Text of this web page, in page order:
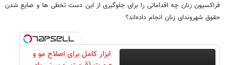
فراکسیون زنان چه اقداماتی را برای جلوگیری از این دست تخطی‌ ها و ضایع شدن
حقوق شهروندای زنان انجام داده‌اند؟
ابزار کامل برای اصلاح مو و